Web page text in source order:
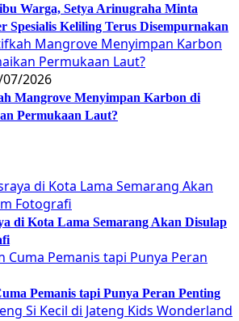
Warga, Setya Arinugraha Minta
Spesialis Keliling Terus Disempurnakan
2026
Mangrove Menyimpan Karbon di
Permukaan Laut?
di Kota Lama Semarang Akan Disulap
Pemanis tapi Punya Peran Penting